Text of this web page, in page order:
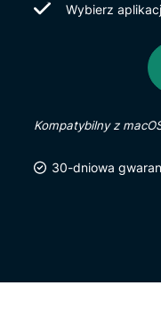
Wybierz
Kompatybilny z
30-dniowa